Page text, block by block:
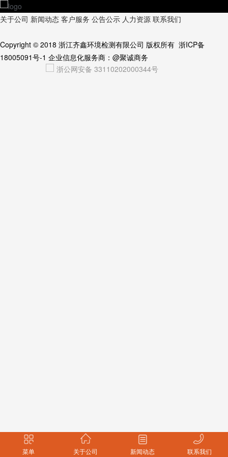
关于公司 新闻动态 客户服务 公告公示 人力资源 联系我们
Copyright © 2018 浙江齐鑫环境检测有限公司 版权所有 浙ICP备
18005091号-1 企业信息化服务商： @聚诚商务
浙公网安备 33110202000344号
菜单 关于公司 新闻动态 联系我们